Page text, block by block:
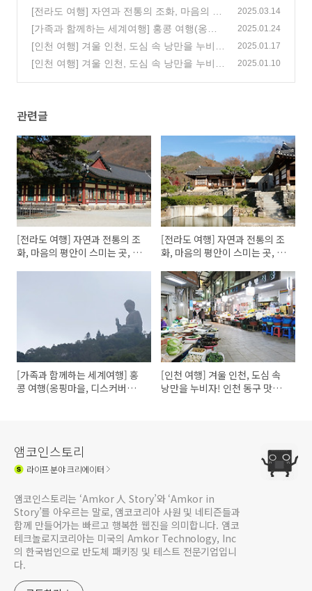
안이 스미는 곳, 전북 완주 아원고택 & 송광
사 2편
(0)
[전라도 여행] 자연과 전통의 조화, 마음의 평
안이 스미는 곳, 전북 완주 아원고택 & 송광
사 1편
(0)
2025.03.14
[가족과 함께하는 세계여행] 홍콩 여행(옹핑
마을, 디스커버리 베이, 소호거리, 빅토리아
피크), 3편
2025.01.24
[인천 여행] 겨울 인천, 도심 속 낭만을 누비
자! 인천 동구 맛집 모음
(5)
2025.01.17
[인천 여행] 겨울 인천, 도심 속 낭만을 누비
2025.01.10
관련글
[전라도 여행] 자연과 전통의 조
화, 마음의 평안이 스미는 곳, 전
[전라도 여행] 자연과 전통의 조
화, 마음의 평안이 스미는 곳, 전
[가족과 함께하는 세계여행] 홍
콩 여행(옹핑마을, 디스커버리
[인천 여행] 겨울 인천, 도심 속
낭만을 누비자! 인천 동구 맛집
앰코인스토리
라이프분야 크리에이터
앰코인스토리는 ‘Amkor 人 Story’와 ‘Amkor in
Story’를 아우르는 말로, 앰코코리아 사원 및 네티즌들과
함께 만들어가는 빠르고 행복한 웹진을 의미합니다. 앰코
테크놀로지코리아는 미국의 Amkor Technology, Inc
의 한국법인으로 반도체 패키징 및 테스트 전문기업입니
다.